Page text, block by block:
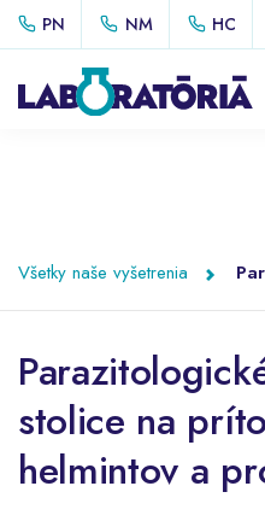
PN NM HC
Všetky naše vyšetrenia
stolice na
helmintov a